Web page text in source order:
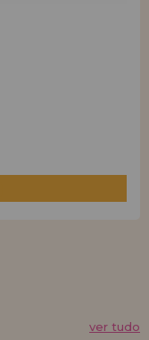
ver tudo